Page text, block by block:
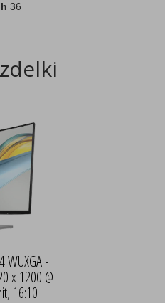
36
WUXGA -
x 1200 @
16:10